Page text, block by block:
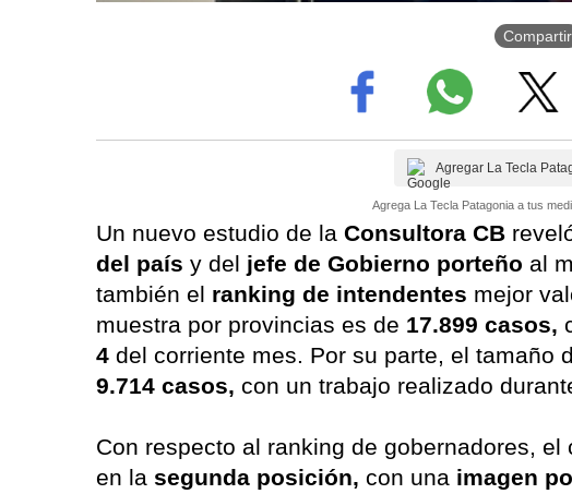
Compartir
Agregar La Tecla
Agrega La Tecla Patagonia a tus
Un nuevo estudio de la Consultora CB
del país y del jefe de Gobierno porteño al
también el ranking de intendentes mejor
muestra por provincias es de 17.899 casos,
4 del corriente mes. Por su parte, el tamaño
9.714 casos, con un trabajo realizado
Con respecto al ranking de gobernadores, el
en la segunda posición, con una imagen